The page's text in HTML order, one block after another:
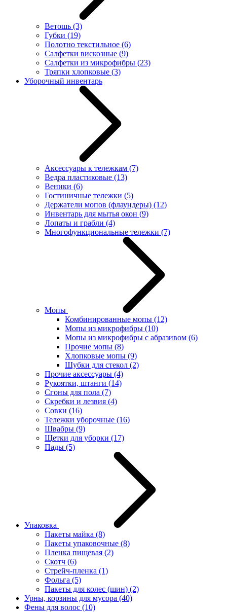
Ветошь (3)
Губки (19)
Полотно текстильное (6)
Салфетки вискозные (9)
Салфетки из микрофибры (23)
Тряпки хлопковые (3)
Уборочный инвентарь
Аксессуары к тележкам (7)
Ведра пластиковые (13)
Веники (6)
Гостиничные тележки (5)
Держатели мопов (флаундеры) (12)
Инвентарь для мытья окон (9)
Лопаты и грабли (4)
Многофункциональные тележки (7)
Мопы
Комбинированные мопы (12)
Мопы из микрофибры (10)
Мопы из микрофибры с абразивом (6)
Прочие мопы (8)
Хлопковые мопы (9)
Шубки для стекол (2)
Прочие аксессуары (4)
Рукоятки, штанги (14)
Сгоны для пола (7)
Скребки и лезвия (4)
Совки (16)
Тележки уборочные (16)
Швабры (9)
Щетки для уборки (17)
Пады (5)
Упаковка
Пакеты майка (8)
Пакеты упаковочные (8)
Пленка пищевая (2)
Скотч (6)
Стрейч-пленка (1)
Фольга (5)
Пакеты для колес (шин) (2)
Урны, корзины для мусора (40)
Фены для волос (10)